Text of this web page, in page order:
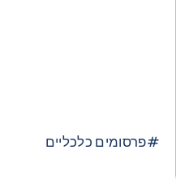
#פרסומים כלכליים